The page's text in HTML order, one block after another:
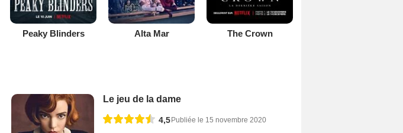
Peaky Blinders Alta Mar The Crown
Le jeu de la dame
4,5 Publiée le 15 novembre 2020